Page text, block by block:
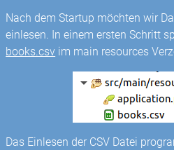
Nach dem Startup möchten wir
einlesen. In einem ersten Schritt
books.csv im main resources
Das Einlesen der CSV Datei